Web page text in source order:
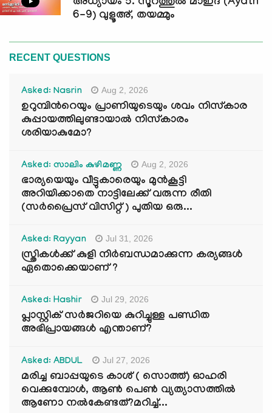
അധ്യായം 5. സൂറത്തുല്‍ മാഇദ (Ayath
6-9) വുളൂഅ്, തയമ്മും
RECENT QUESTIONS
Asked: Nasrin Aug 2, 2026
ഉറുമ്പിന്‍റെയും പ്രാണിയുടെയും ശവം നിസ്കാര
കുപ്പായത്തിലുണ്ടായാൽ നിസ്കാരം
ശരിയാകുമോ?
Asked: സാലിം കുഴിമണ്ണ Aug 2, 2026
ഭാര്യയെയും വീട്ടുകാരെയും മുൻകൂട്ടി
അറിയിക്കാതെ നാട്ടിലേക്ക് വരുന്ന രീതി
(സർപ്രൈസ് വിസിറ്റ് ) പുതിയ ഒരു...
Asked: Rayyan Jul 31, 2026
സ്ത്രികൾക്ക് കുളി നിർബന്ധമാക്കുന്ന കര്യങ്ങൾ
ഏതൊക്കെയാണ് ?
Asked: Hashir Jul 29, 2026
പ്ലാസ്റ്റിക് സർജറിയെ കുറിച്ചുള്ള പണ്ഡിത
അഭിപ്രായങ്ങൾ എന്താണ്?
Asked: ABDUL Jul 27, 2026
മരിച്ച ബാപ്പയുടെ കാശ് ( സൊത്ത്) ഓഹരി
വെക്കുമ്പോൾ, ആണ്‍ പെണ്‍ വ്യത്യാസത്തില്‍
ആണോ നല്‍കേണ്ടത്?മറിച്ച്...